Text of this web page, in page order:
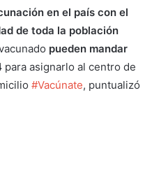
en el país con el
de toda la población
pueden mandar
para asignarlo al centro de
#Vacúnate, puntualizó